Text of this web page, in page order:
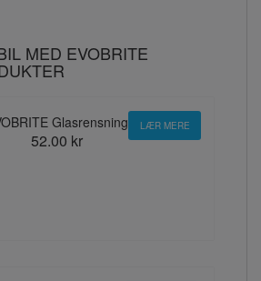
MED EVOBRITE
Glasrensning
52.00 kr
LÆR MERE